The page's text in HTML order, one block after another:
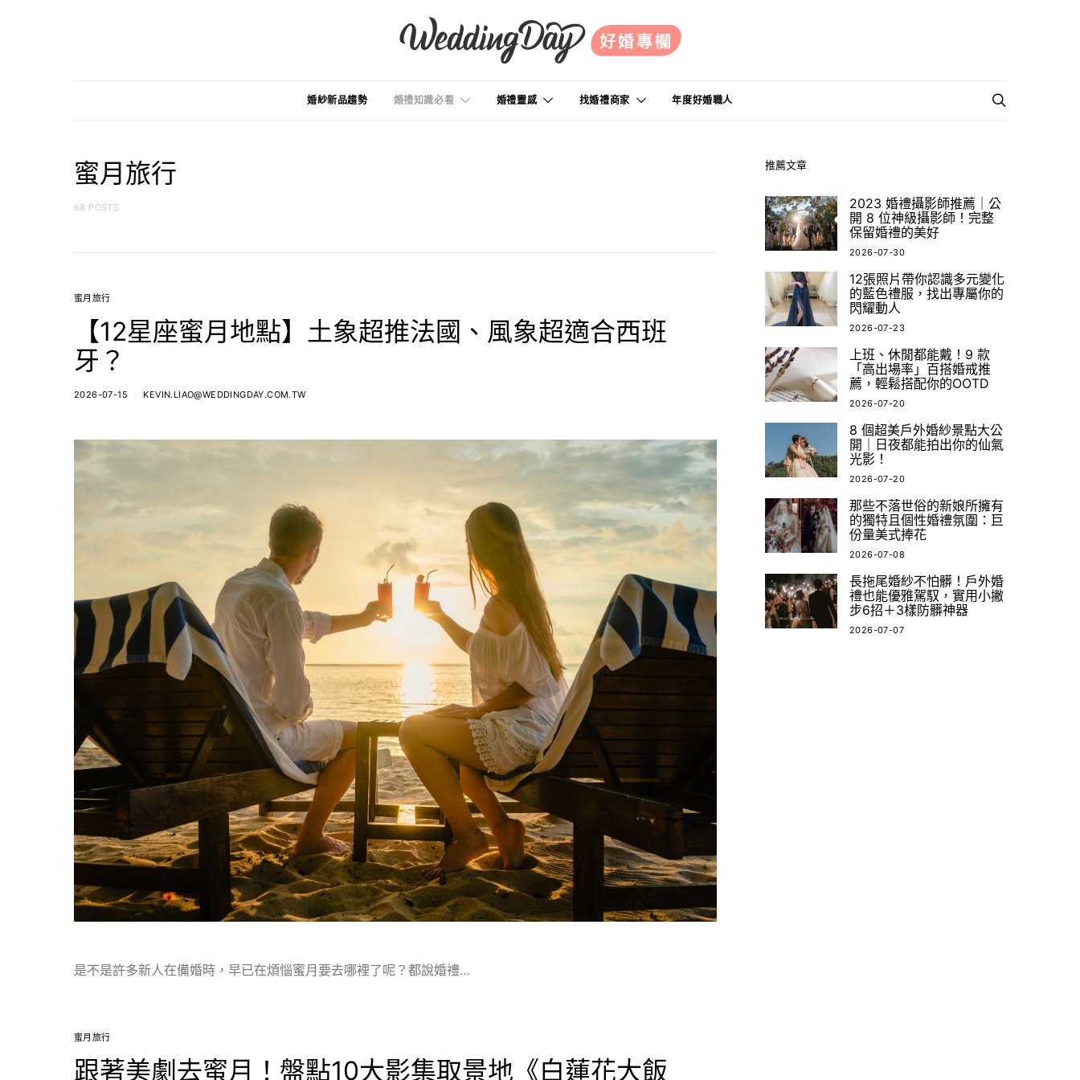
婚紗新品趨勢 婚禮知識必看 婚禮靈感 找婚禮商家 年度好婚職人
蜜月旅行
68 POSTS
蜜月旅行
【12星座蜜月地點】土象超推法國、風象超適合西班
牙？
2026-07-15 KEVIN.LIAO@WEDDINGDAY.COM.TW
是不是許多新人在備婚時，早已在煩惱蜜月要去哪裡了呢？都說婚禮…
蜜月旅行
跟著美劇去蜜月！盤點10大影集取景地《白蓮花大飯
推薦文章
2023 婚禮攝影師推薦｜公
開 8 位神級攝影師！完整
保留婚禮的美好
2026-07-30
12張照片帶你認識多元變化
的藍色禮服，找出專屬你的
閃耀動人
2026-07-23
上班、休閒都能戴！9 款
「高出場率」百搭婚戒推
薦，輕鬆搭配你的OOTD
2026-07-20
8 個超美戶外婚紗景點大公
開｜日夜都能拍出你的仙氣
光影！
2026-07-20
那些不落世俗的新娘所擁有
的獨特且個性婚禮氛圍：巨
份量美式捧花
2026-07-08
長拖尾婚紗不怕髒！戶外婚
禮也能優雅駕馭，實用小撇
步6招＋3樣防髒神器
2026-07-07